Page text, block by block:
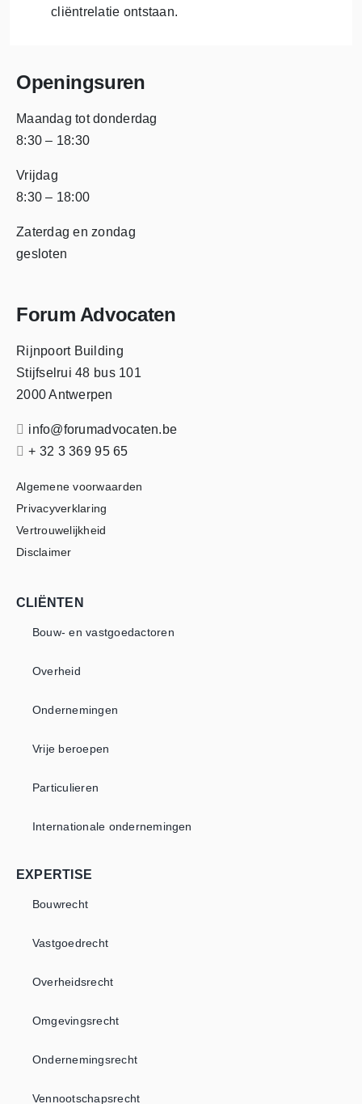
Forum Advocaten
Rijnpoort Building
Stijfselrui 48 bus 101
2000 Antwerpen
info@forumadvocaten.be
+ 32 3 369 95 65
Algemene voorwaarden
Privacyverklaring
Vertrouwelijkheid
Disclaimer
Openingsuren
Maandag tot donderdag
8:30 – 18:30
Vrijdag
8:30 – 18:00
Zaterdag en zondag
gesloten
cliëntrelatie ontstaan.
CLIËNTEN
Bouw- en vastgoedactoren
Overheid
Ondernemingen
Vrije beroepen
Particulieren
Internationale ondernemingen
EXPERTISE
Bouwrecht
Vastgoedrecht
Overheidsrecht
Omgevingsrecht
Ondernemingsrecht
Vennootschapsrecht